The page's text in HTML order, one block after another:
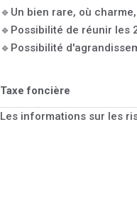
🔹Un bien rare, où
🔹Possibilité de réunir les
🔹Possibilité
Taxe foncière
Les informations sur les